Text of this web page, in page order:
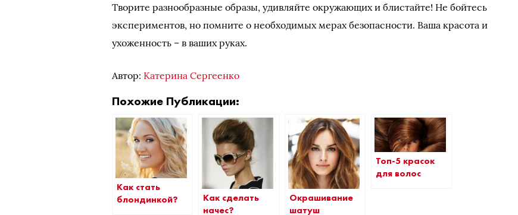
Творите разнообразные образы, удивляйте окружающих и блистайте! Не бойтесь
экспериментов, но помните о необходимых мерах безопасности. Ваша красота и
ухоженность – в ваших руках.
Автор: Катерина Сергеенко
Похожие Публикации:
Как стать
блондинкой?
Как сделать
начес?
Окрашивание
шатуш
Топ-5 красок
для волос